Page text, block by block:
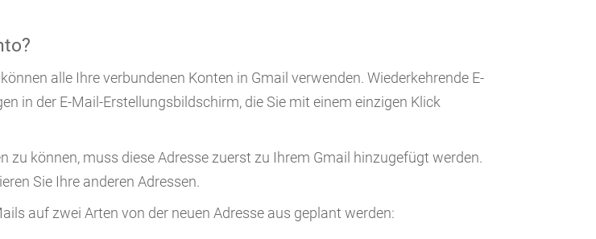
alle Ihre verbundenen Konten in Gmail verwenden. Wiederkehrende E-
in der E-Mail-Erstellungsbildschirm, die Sie mit einem einzigen Klick
zu können, muss diese Adresse zuerst zu Ihrem Gmail hinzugefügt werden.
Sie Ihre anderen Adressen.
auf zwei Arten von der neuen Adresse aus geplant werden: